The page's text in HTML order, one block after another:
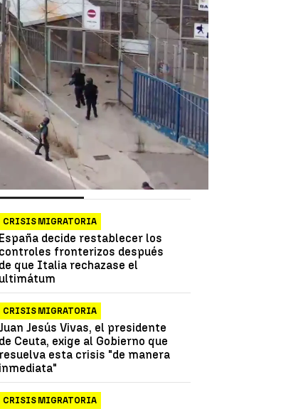
más vistas Lo último
CRISIS MIGRATORIA
España decide restablecer los
controles fronterizos después
de que Italia rechazase el
ultimátum
CRISIS MIGRATORIA
Jesús Vivas, el presidente
de Ceuta, exige al Gobierno que
resuelva esta crisis "de manera
inmediata"
CRISIS MIGRATORIA